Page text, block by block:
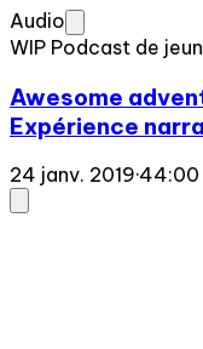
Audio
WIP Podcast de
Awesome
Expérience
24 janv. 2019·44:00